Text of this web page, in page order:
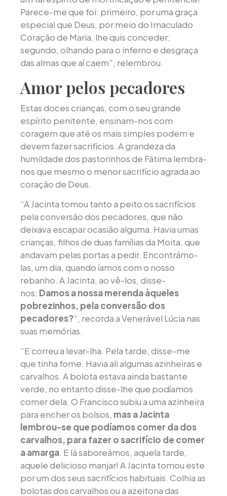
Parece-me que foi: primeiro, por uma graça
especial que Deus, por meio do Imaculado
Coração de Maria, lhe quis conceder;
segundo, olhando para o inferno e desgraça
das almas que aí caem”, relembrou.
Amor pelos pecadores
Estas doces crianças, com o seu grande
espírito penitente, ensinam-nos com
coragem que até os mais simples podem e
devem fazer sacrifícios. A grandeza da
humildade dos pastorinhos de Fátima lembra-
nos que mesmo o menor sacrifício agrada ao
coração de Deus.
“A Jacinta tomou tanto a peito os sacrifícios
pela conversão dos pecadores, que não
deixava escapar ocasião alguma. Havia umas
crianças, filhos de duas famílias da Moita, que
andavam pelas portas a pedir. Encontrámo-
las, um dia, quando íamos com o nosso
rebanho. A Jacinta, ao vê-los, disse-
nos: Damos a nossa merenda àqueles
pobrezinhos, pela conversão dos
pecadores?“, recorda a Venerável Lúcia nas
suas memórias.
“E correu a levar-lha. Pela tarde, disse-me
que tinha fome. Havia ali algumas azinheiras e
carvalhos. A bolota estava ainda bastante
verde, no entanto disse-lhe que podíamos
comer dela. O Francisco subiu a uma azinheira
para encher os bolsos, mas a Jacinta
lembrou-se que podíamos comer da dos
carvalhos, para fazer o sacrifício de comer
a amarga. E lá saboreámos, aquela tarde,
aquele delicioso manjar! A Jacinta tomou este
por um dos seus sacrifícios habituais. Colhia as
bolotas dos carvalhos ou a azeitona das